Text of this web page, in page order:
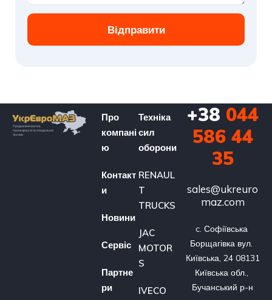
Відправити
Про
компані
ю
Контакт
и
Новини
Сервіс
Партне
ри
Техніка
сил
оборони
RENAUL
T
TRUCKS
JAC
MOTOR
S
IVECO
+38 044
586 44
35
sales@ukreuro
maz.com
c. Софіївська
Борщагівка вул.
Київська, 24 08131
Київська обл.,
Бучанський р-н